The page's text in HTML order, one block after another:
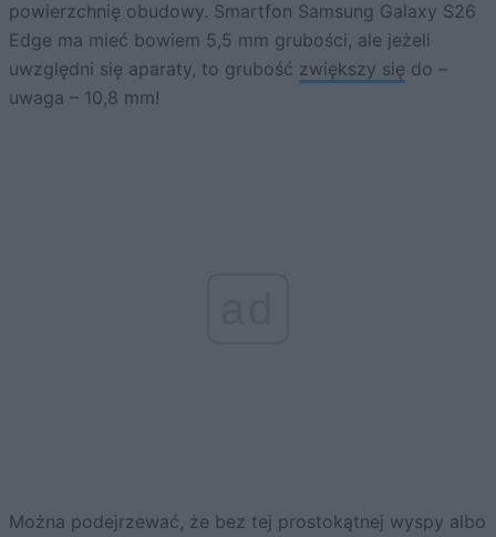
powierzchnię obudowy. Smartfon Samsung Galaxy S26
Edge ma mieć bowiem 5,5 mm grubości, ale jeżeli
uwzględni się aparaty, to grubość zwiększy się do –
uwaga – 10,8 mm!
Można podejrzewać, że bez tej prostokątnej wyspy albo